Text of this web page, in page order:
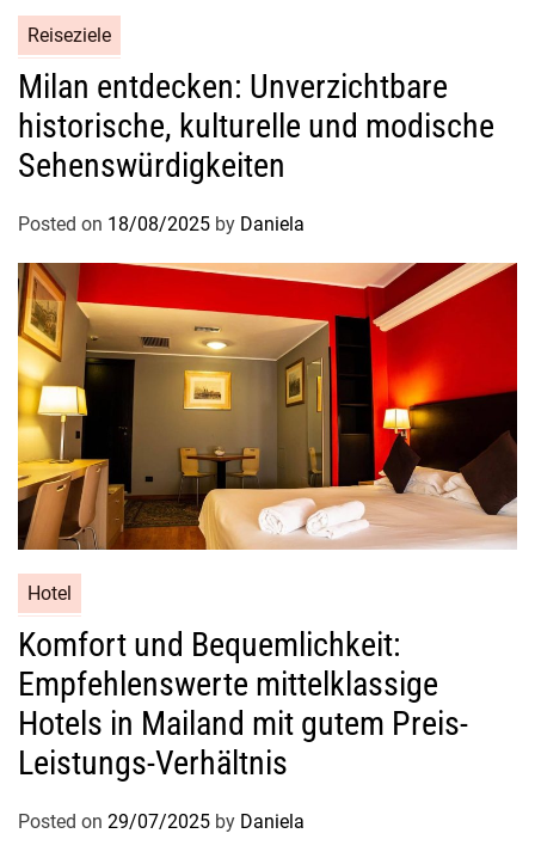
Reiseziele
Milan entdecken: Unverzichtbare
historische, kulturelle und modische
Sehenswürdigkeiten
Posted on 18/08/2025 by Daniela
Hotel
Komfort und Bequemlichkeit:
Empfehlenswerte mittelklassige
Hotels in Mailand mit gutem Preis-
Leistungs-Verhältnis
Posted on 29/07/2025 by Daniela